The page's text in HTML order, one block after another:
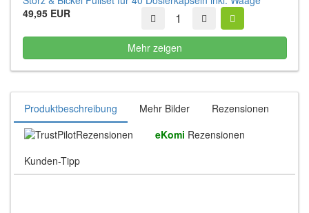
49,95 EUR
Mehr zeigen
Produktbeschreibung Mehr Bilder
Rezensionen
Rezensionen
eKomi Rezensionen
Kunden-Tipp